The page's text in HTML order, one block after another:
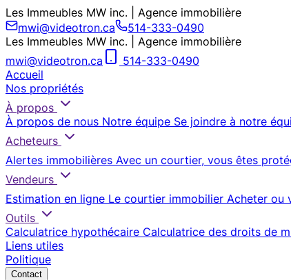
Les Immeubles MW inc. | Agence immobilière
mwi@videotron.ca
514-333-0490
Les Immeubles MW inc. | Agence immobilière
mwi@videotron.ca
514-333-0490
Accueil
Nos propriétés
À propos
À propos de nous Notre équipe Se joindre à notre
Acheteurs
Alertes immobilières Avec un courtier, vous êtes
Vendeurs
Estimation en ligne Le courtier immobilier Acheter ou
Outils
Calculatrice hypothécaire Calculatrice des droits de
Liens utiles
Politique
Contact